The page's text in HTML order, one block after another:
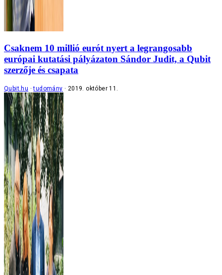
Csaknem 10 millió eurót nyert a legrangosabb
európai kutatási pályázaton Sándor Judit, a Qubit
szerzője és csapata
Qubit.hu tudomány 2019. október 11.